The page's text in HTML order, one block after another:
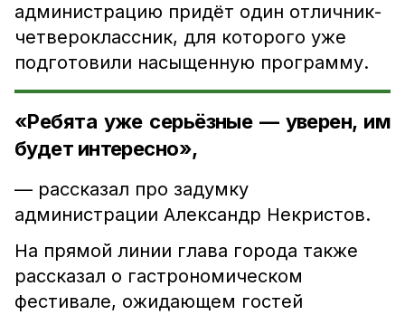
администрацию придёт один отличник-
четвероклассник, для которого уже
подготовили насыщенную программу.
«Ребята уже серьёзные — уверен, им
будет интересно»,
— рассказал про задумку
администрации Александр Некристов.
На прямой линии глава города также
рассказал о гастрономическом
фестивале, ожидающем гостей